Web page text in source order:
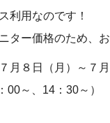
利用なのです！
ター価格のため、
月８日（月）～７
00～、14：30～）